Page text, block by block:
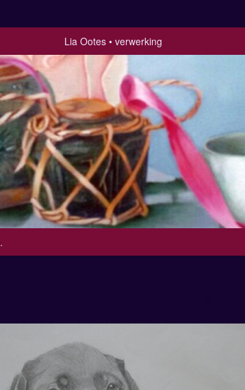
Lia Ootes verwerking
.